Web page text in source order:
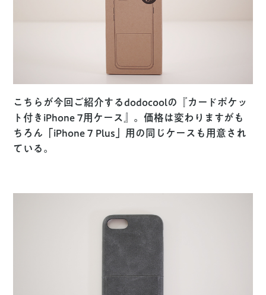
こちらが今回ご紹介するdodocoolの『カードポケッ
ト付きiPhone 7用ケース』。価格は変わりますがも
ちろん「iPhone 7 Plus」用の同じケースも用意され
ている。